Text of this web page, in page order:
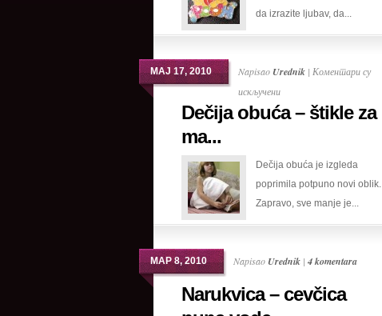
svoje
najmlađe
da izrazite ljubav, da...
МАЈ 17, 2010 Napisao Urednik | Коментари су
искљученина
Dečija
štikle
za
maminu
princezu
Dečija obuća – štikle za
ma...
Dečija obuća je izgleda
poprimila potpuno novi oblik.
Zapravo, sve manje je...
МАР 8, 2010 Napisao Urednik | 4 komentara
Narukvica – cevčica